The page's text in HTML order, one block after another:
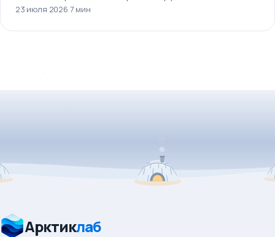
23 июля 2026·7 мин
Арктиклаб